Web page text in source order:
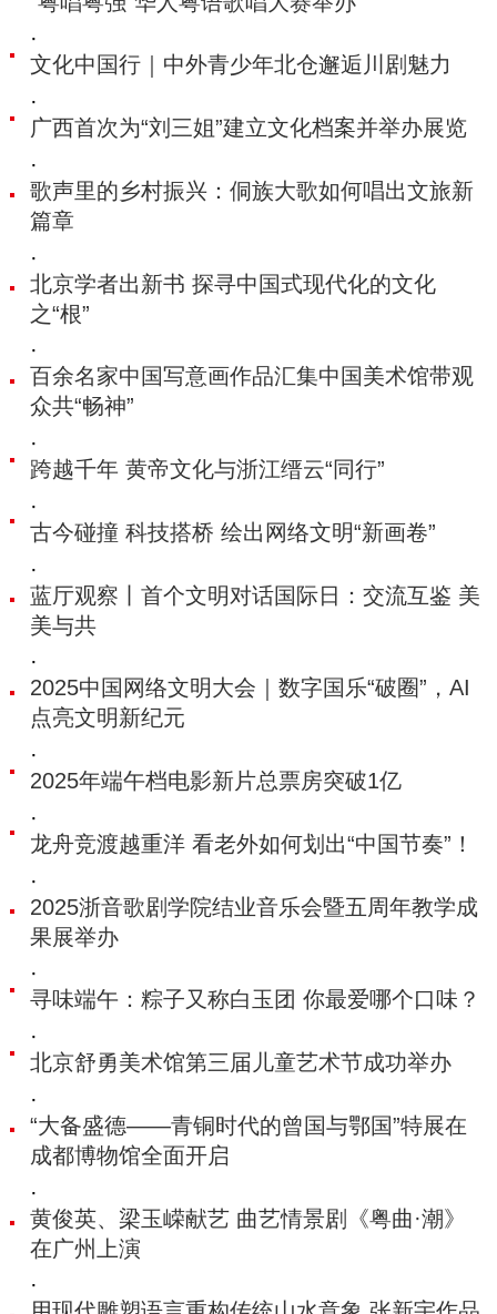
·
文化中国行｜中外青少年北仓邂逅川剧魅力
·
广西首次为“刘三姐”建立文化档案并举办展览
·
歌声里的乡村振兴：侗族大歌如何唱出文旅新
篇章
·
北京学者出新书 探寻中国式现代化的文化
之“根”
·
百余名家中国写意画作品汇集中国美术馆带观
众共“畅神”
·
跨越千年 黄帝文化与浙江缙云“同行”
·
古今碰撞 科技搭桥 绘出网络文明“新画卷”
·
蓝厅观察丨首个文明对话国际日：交流互鉴 美
美与共
·
2025中国网络文明大会｜数字国乐“破圈”，AI
点亮文明新纪元
·
2025年端午档电影新片总票房突破1亿
·
龙舟竞渡越重洋 看老外如何划出“中国节奏”！
·
2025浙音歌剧学院结业音乐会暨五周年教学成
果展举办
·
寻味端午：粽子又称白玉团 你最爱哪个口味？
·
北京舒勇美术馆第三届儿童艺术节成功举办
·
“大备盛德——青铜时代的曾国与鄂国”特展在
成都博物馆全面开启
·
黄俊英、梁玉嵘献艺 曲艺情景剧《粤曲·潮》
在广州上演
·